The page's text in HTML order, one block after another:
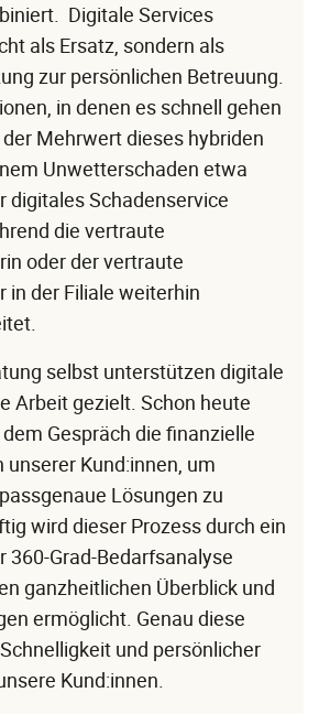
Digitale Services
als Ersatz, sondern als
zur persönlichen Betreuung.
in denen es schnell gehen
Mehrwert dieses hybriden
Unwetterschaden etwa
digitales Schadenservice
die vertraute
oder der vertraute
in der Filiale weiterhin
selbst unterstützen digitale
Arbeit gezielt. Schon heute
Gespräch die finanzielle
Kund:innen, um
Lösungen zu
wird dieser Prozess durch ein
360-Grad-Bedarfsanalyse
ganzheitlichen Überblick und
ermöglicht. Genau diese
und persönlicher
Kund:innen.